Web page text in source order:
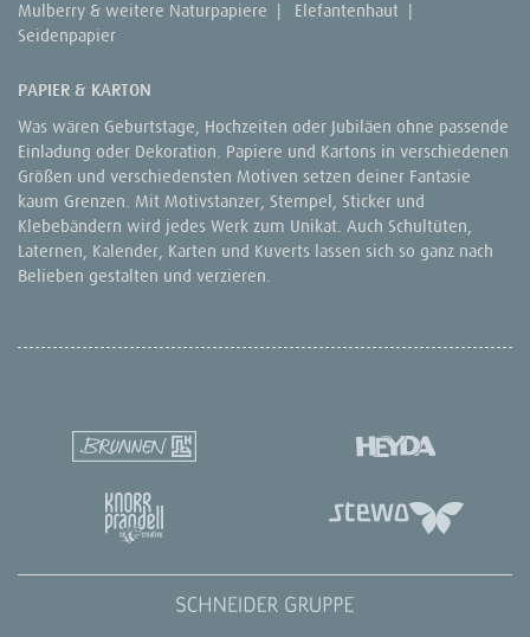
Mulberry & weitere Naturpapiere | Elefantenhaut |
Seidenpapier
PAPIER & KARTON
Was wären Geburtstage, Hochzeiten oder Jubiläen ohne passende
Einladung oder Dekoration. Papiere und Kartons in verschiedenen
Größen und verschiedensten Motiven setzen deiner Fantasie
kaum Grenzen. Mit Motivstanzer, Stempel, Sticker und
Klebebändern wird jedes Werk zum Unikat. Auch Schultüten,
Laternen, Kalender, Karten und Kuverts lassen sich so ganz nach
Belieben gestalten und verzieren.